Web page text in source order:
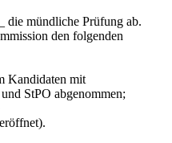
die mündliche Prüfung ab.
den folgenden
Kandidaten mit
StPO abgenommen;